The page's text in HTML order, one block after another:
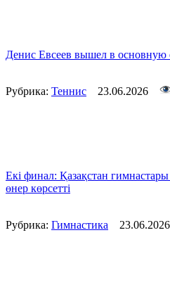
Денис Евсеев вышел в основную
Рубрика: Теннис 23.06.2026
Екі финал: Қазақстан
өнер көрсетті
Рубрика: Гимнастика 23.06.2026